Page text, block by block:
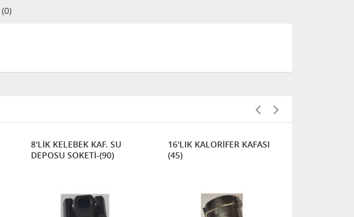
(0)
8'LİK KELEBEK KAF. SU
DEPOSU SOKETİ-(90)
16'LIK KALORİFER KAFASI
(45)